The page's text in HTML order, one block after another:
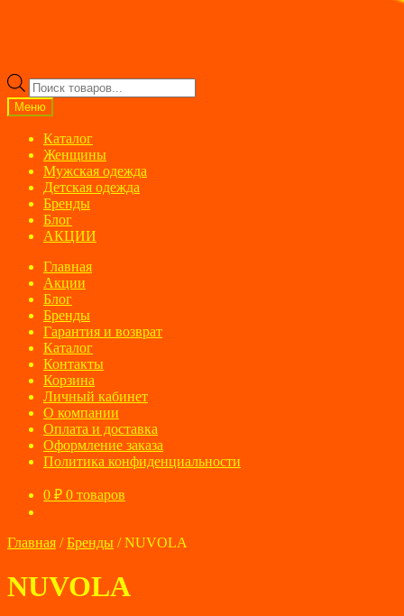
Поиск
товаров
Меню
Каталог
Женщины
Мужская одежда
Детская одежда
Бренды
Блог
АКЦИИ
Главная
Акции
Блог
Бренды
Гарантия и возврат
Каталог
Контакты
Корзина
Личный кабинет
О компании
Оплата и доставка
Оформление заказа
Политика конфиденциальности
0 ₽ 0 товаров
Главная /Бренды /NUVOLA
NUVOLA